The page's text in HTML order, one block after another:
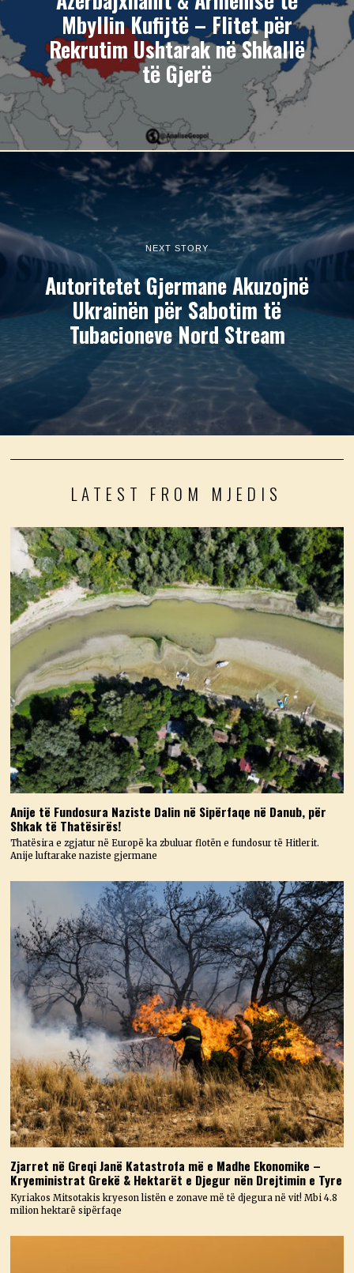
Mbyllin Kufijtë – Flitet për
Rekrutim Ushtarak në Shkallë
të Gjerë
NEXT STORY
Autoritetet Gjermane Akuzojnë
Ukrainën për Sabotim të
Tubacioneve Nord Stream
LATEST FROM MJEDIS
Anije të Fundosura Naziste Dalin në Sipërfaqe në Danub, për
Shkak të Thatësirës!
Thatësira e zgjatur në Europë ka zbuluar flotën e fundosur të Hitlerit.
Anije luftarake naziste gjermane
Zjarret në Greqi Janë Katastrofa më e Madhe Ekonomike –
Kryeministrat Grekë & Hektarët e Djegur nën Drejtimin e Tyre
Kyriakos Mitsotakis kryeson listën e zonave më të djegura në vit! Mbi 4.8
milion hektarë sipërfaqe